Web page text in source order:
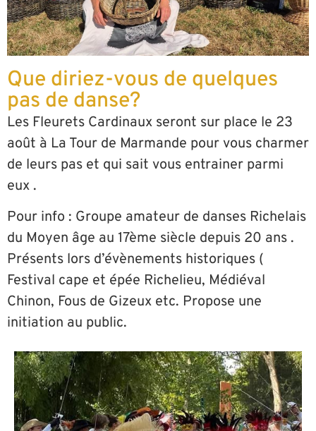
Que diriez-vous de quelques
pas de danse?
Les Fleurets Cardinaux seront sur place le 23
août à La Tour de Marmande pour vous charmer
de leurs pas et qui sait vous entrainer parmi
eux .
Pour info : Groupe amateur de danses Richelais
du Moyen âge au 17ème siècle depuis 20 ans .
Présents lors d’évènements historiques (
Festival cape et épée Richelieu, Médiéval
Chinon, Fous de Gizeux etc. Propose une
initiation au public.